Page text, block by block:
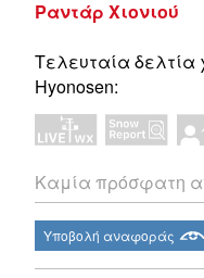
Ραντάρ Χιονιού
Τελευταία δελτία
Hyonosen:
Καμία πρόσφατη
Υποβολή αναφοράς